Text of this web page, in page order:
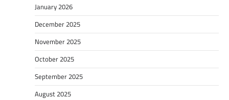
January 2026
December 2025
November 2025
October 2025
September 2025
August 2025